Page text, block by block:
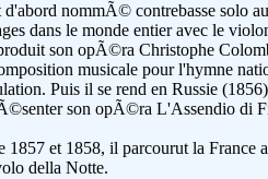
d'abord nommÃ© contrebasse solo
dans le monde entier avec le
son opÃ©ra Christophe
musicale pour l'hymne
Puis il se rend en Russie
son opÃ©ra L'Assendio di
1857 et 1858, il parcourut la
della Notte.